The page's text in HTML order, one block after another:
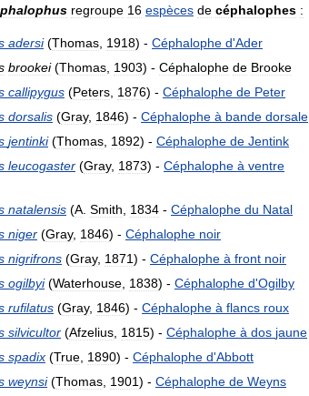
regroupe 16 espèces de céphalophes :
adersi(Thomas 1918) - Céphalophe d'Ader
brookei(Thomas 1903) - Céphalophe de Brooke
callipygus (Peters 1876) - Céphalophe de Peter
dorsalis (Gray, 1846) - Céphalophe à bande dorsale
jentinki(Thomas 1892) - Céphalophe de Jentink
leucogaster (Gray, 1873) - Céphalophe à ventre
natalensis (A Smith 1834 - Céphalophe du Natal
niger (Gray, 1846) - Céphalophe noir
nigrifrons (Gray, 1871) - Céphalophe à front noir
ogilbyi(Waterhouse 1838) - Céphalophe d'Ogilby
rufilatus (Gray, 1846) - Céphalophe à flancs roux
silvicultor (Afzelius 1815) - Céphalophe à dos jaune
spadix (True 1890) - Céphalophe d'Abbott
weynsi(Thomas 1901) - Céphalophe de Weyns